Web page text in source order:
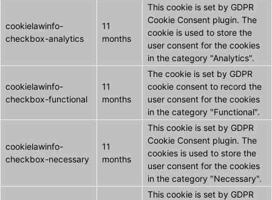
cookielawinfo-
checkbox-analytics
11
months
This cookie is set by GDPR
Cookie Consent plugin. The
cookie is used to store the
user consent for the cookies
in the category "Analytics".
cookielawinfo-
checkbox-functional
11
months
The cookie is set by GDPR
cookie consent to record the
user consent for the cookies
in the category "Functional".
cookielawinfo-
checkbox-necessary
11
months
This cookie is set by GDPR
Cookie Consent plugin. The
cookies is used to store the
user consent for the cookies
in the category "Necessary".
This cookie is set by GDPR